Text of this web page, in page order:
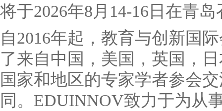
将于2026年8月14-16日在青
自2016年起，教育与创新国
了来自中国，美国，英国，
国家和地区的专家学者参会
同。EDUINNOV致力于为从